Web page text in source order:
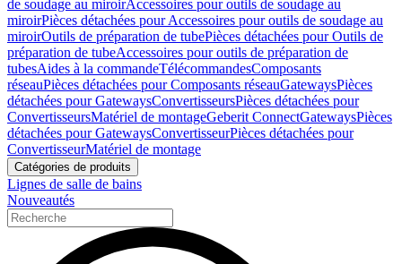
de soudage au miroirAccessoires pour outils de soudage au
miroirPièces détachées pour Accessoires pour outils de soudage au
miroirOutils de préparation de tubePièces détachées pour Outils de
préparation de tubeAccessoires pour outils de préparation de
tubesAides à la commandeTélécommandesComposants
réseauPièces détachées pour Composants réseauGatewaysPièces
détachées pour GatewaysConvertisseursPièces détachées pour
ConvertisseursMatériel de montageGeberit ConnectGatewaysPièces
détachées pour GatewaysConvertisseurPièces détachées pour
ConvertisseurMatériel de montage
Catégories de produits
Lignes de salle de bains
Nouveautés